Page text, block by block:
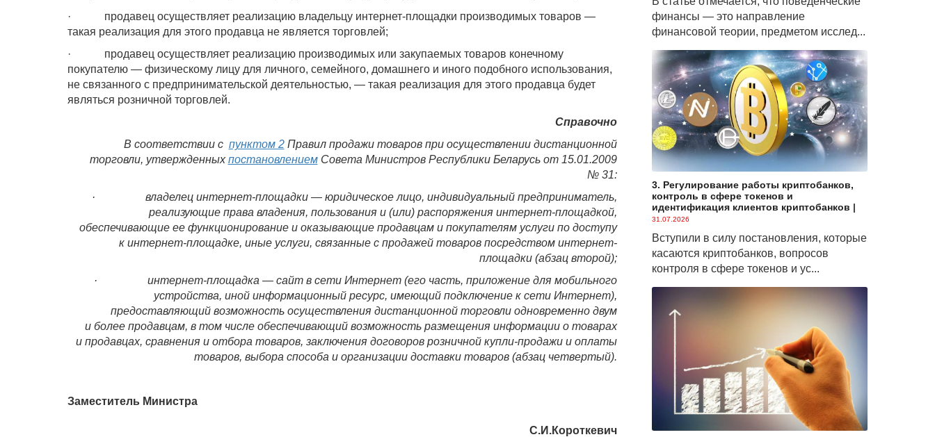
· продавец осуществляет реализацию владельцу интернет-площадки производимых товаров —
такая реализация для этого продавца не является торговлей;
· продавец осуществляет реализацию производимых или закупаемых товаров конечному
покупателю — физическому лицу для личного, семейного, домашнего и иного подобного использования,
не связанного с предпринимательской деятельностью, — такая реализация для этого продавца будет
являться розничной торговлей.
Справочно
В соответствии с пунктом 2Правил продажи товаров при осуществлении дистанционной
торговли, утвержденныхпостановлениемСовета Министров Республики Беларусь от 15.01.2009
№ 31:
· владелец интернет-площадки — юридическое лицо, индивидуальный предприниматель,
реализующие права владения, пользования и (или) распоряжения интернет-площадкой,
обеспечивающие ee функционирование и оказывающие продавцам и покупателям услуги по доступу
к интернет-площадке, иные услуги, связанные с продажей товаров посредством интернет-
площадки (абзац второй);
· интернет-площадка — сайт в сети Интернет (его часть, приложение для мобильного
устройства, иной информационный ресурс, имеющий подключение к сети Интернет),
предоставляющий возможность осуществления дистанционной торговли одновременно двум
и более продавцам, в том числе обеспечивающий возможность размещения информации о товарах
и продавцах, сравнения и отбора товаров, заключения договоров розничной купли-продажи и оплаты
товаров, выбора способа и организации доставки товаров (абзац четвертый).
Заместитель Министра
С.И.Короткевич
финансы — это направление
финансовой теории, предметом исслед...
3. Регулирование работы криптобанков,
контроль в сфере токенов и
идентификация клиентов криптобанков |
31.07.2026
Вступили в силу постановления, которые
касаются криптобанков, вопросов
контроля в сфере токенов и ус...